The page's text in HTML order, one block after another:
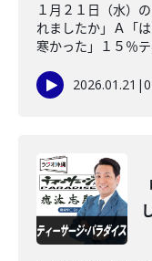
１月２１日（水）
れましたか」Ａ「
寒かった」１５％
2026.01.21 |